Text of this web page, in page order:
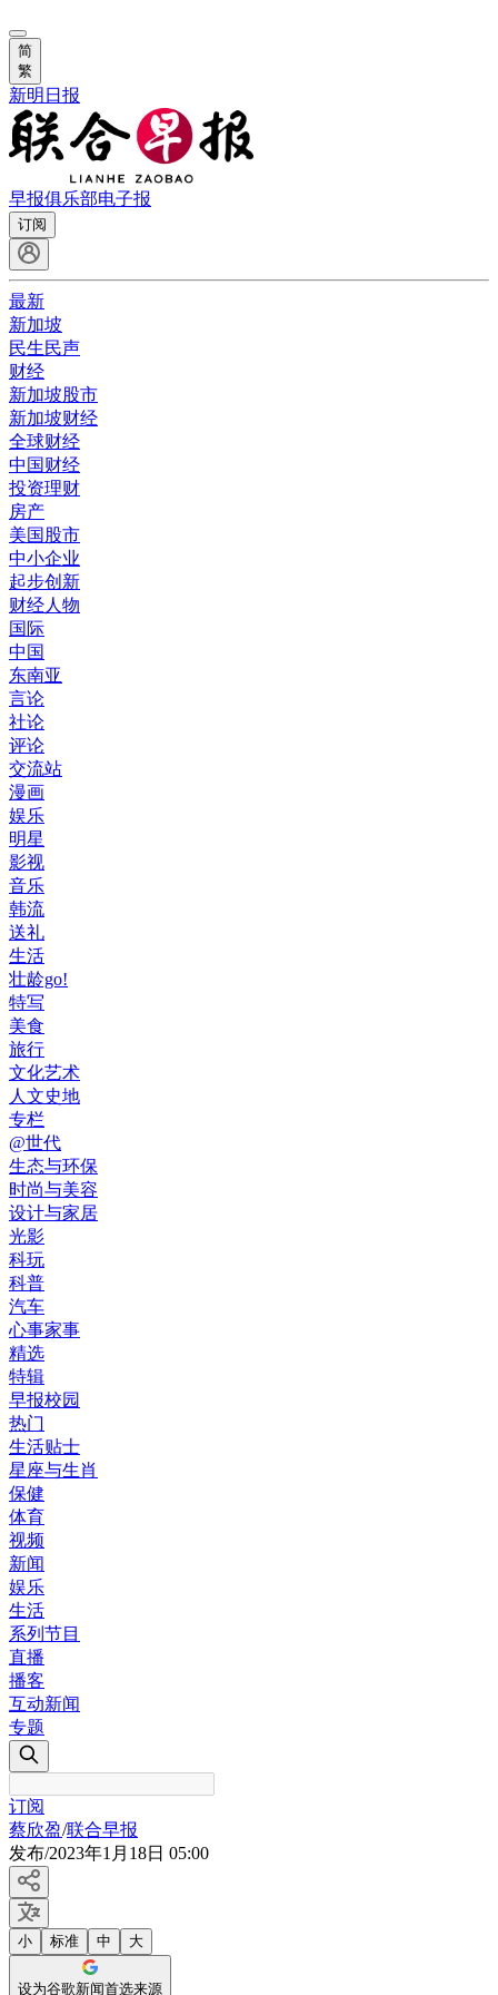
简
繁
新明日报
早报俱乐部电子报
订阅
最新
新加坡
民生民声
财经
新加坡股市
新加坡财经
全球财经
中国财经
投资理财
房产
美国股市
中小企业
起步创新
财经人物
国际
中国
东南亚
言论
社论
评论
交流站
漫画
娱乐
明星
影视
音乐
韩流
送礼
生活
壮龄go!
特写
美食
旅行
文化艺术
人文史地
专栏
@世代
生态与环保
时尚与美容
设计与家居
光影
科玩
科普
汽车
心事家事
精选
特辑
早报校园
热门
生活贴士
星座与生肖
保健
体育
视频
新闻
娱乐
生活
系列节目
直播
播客
互动新闻
专题
订阅
蔡欣盈/联合早报
发布/2023年1月18日 05:00
小 标准 中 大
设为谷歌新闻首选来源